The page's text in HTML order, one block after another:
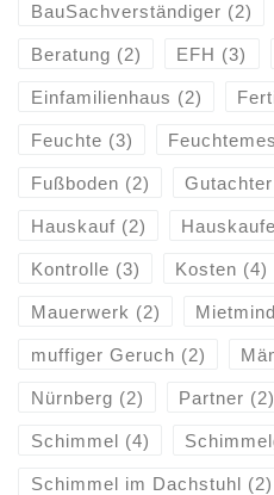
BauSachverständiger (2)
Beratung (2) EFH (3)
Einfamilienhaus (2)
Feuchte (3)
Fußboden (2) Gutachter
Hauskauf(2)
Kontrolle (3) Kosten (4)
Mauerwerk (2)
muffiger Geruch (2)
Nürnberg (2) Partner (2)
Schimmel (4)
Schimmel im Dachstuhl (2)